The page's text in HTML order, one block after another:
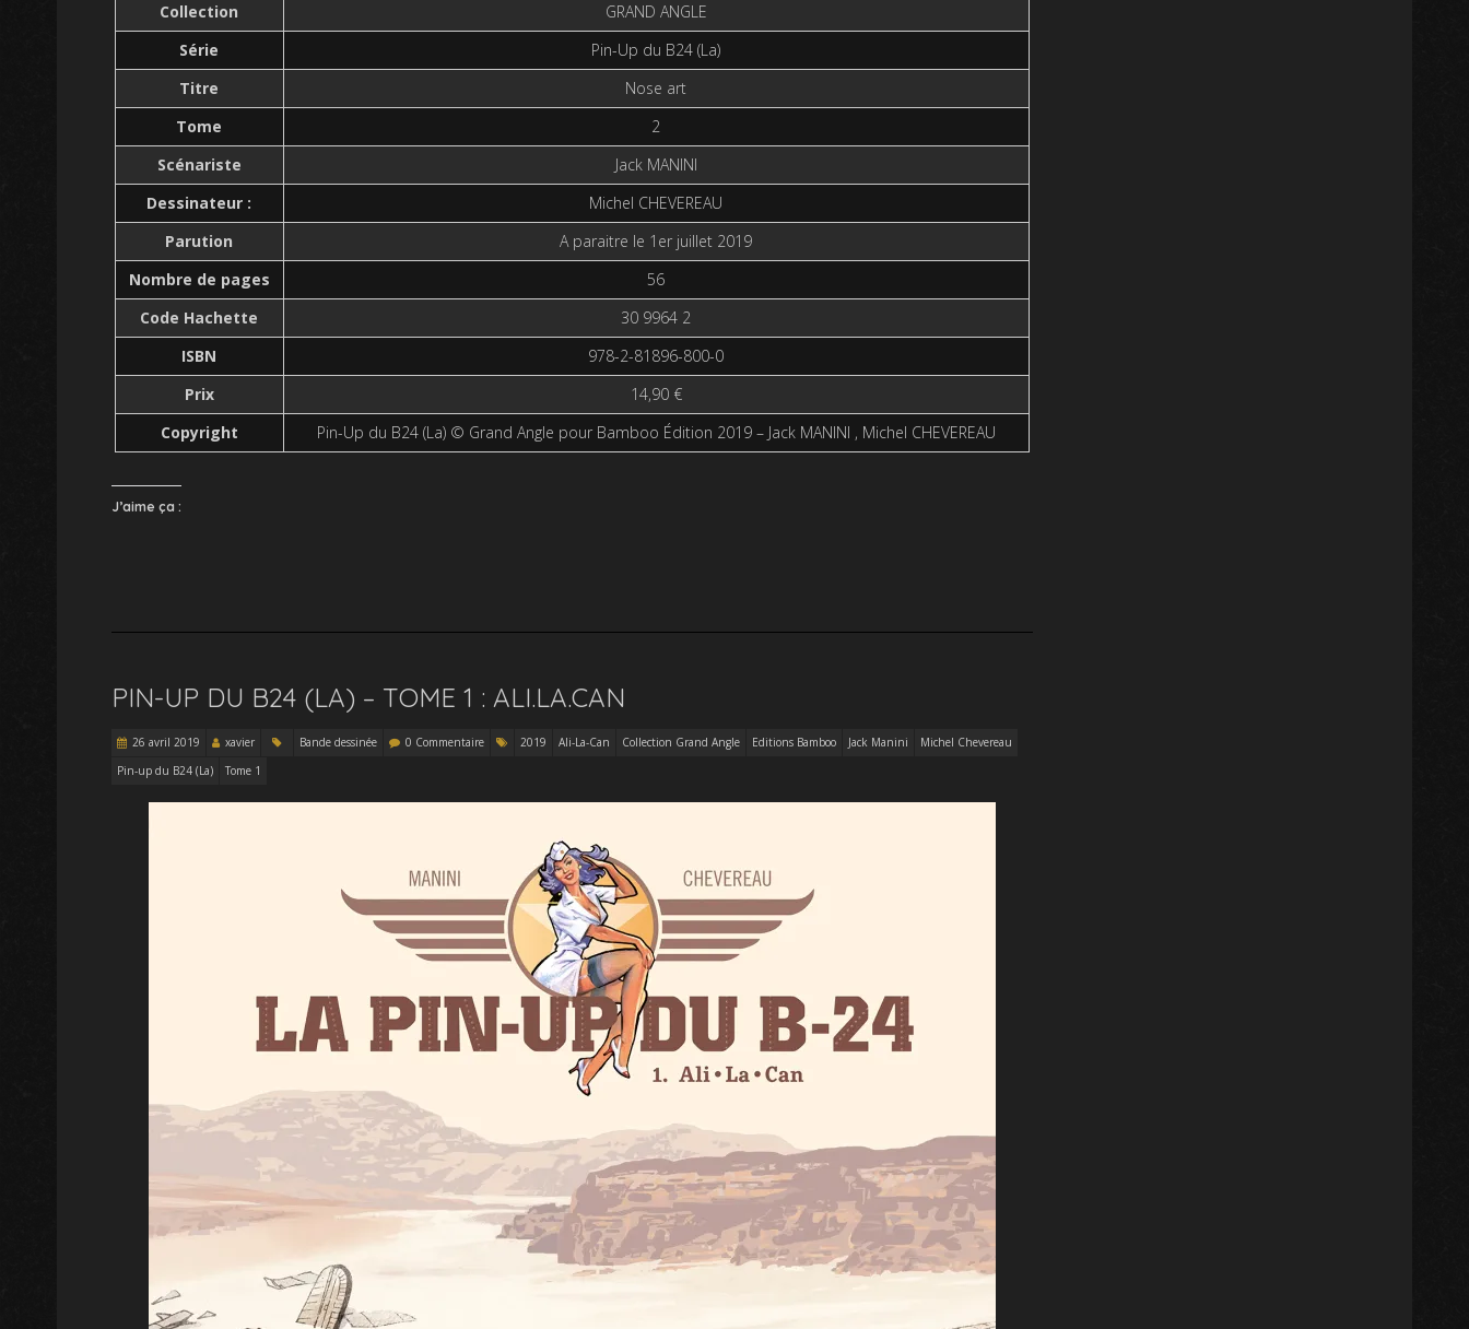
Collection
GRAND ANGLE
Série
Pin-Up du B24 (La)
Titre
Nose art
Tome
2
Scénariste
Jack MANINI
Dessinateur :
Michel CHEVEREAU
Parution
A paraitre le 1er juillet 2019
Nombre de pages
56
Code Hachette
30 9964 2
ISBN
978-2-81896-800-0
Prix
14,90 €
Copyright
Pin-Up du B24 (La) © Grand Angle pour Bamboo Édition 2019 – Jack MANINI , Michel CHEVEREAU
J’aime ça :
PIN-UP DU B24 (LA) – TOME 1 : ALI.LA.CAN
26 avril 2019 xavier Bande dessinée 0 Commentaire 2019 Ali-La-Can Collection Grand Angle Editions Bamboo Jack Manini
Michel Chevereau
Pin-up du B24 (La)
Tome 1